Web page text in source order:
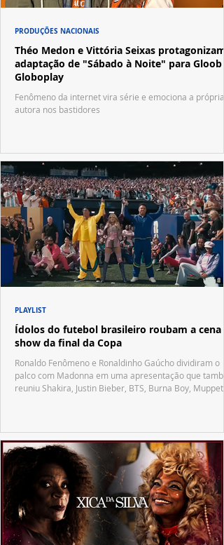
Théo Medon e Vittória Seixas protagonizam
adaptação de "Sábado à Noite" para Gloob e
Globoplay
Fenômeno da internet vira série e emociona a própria
autora nos bastidores
PRODUÇÕES NACIONAIS
Ídolos do futebol brasileiro roubam a cena
show da final da Copa
Ronaldo Fenômeno e Ronaldinho Gaúcho dividiram o
palco com Madonna em uma apresentação que
reuniu Shakira, Justin Bieber, BTS, Burna Boy, Muppets,
PLAYLIST